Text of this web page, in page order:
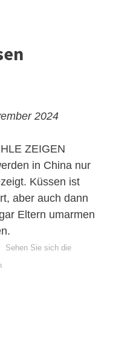
2024
ZEIGEN
in China nur
Küssen ist
aber auch dann
Eltern umarmen
Sehen Sie sich die